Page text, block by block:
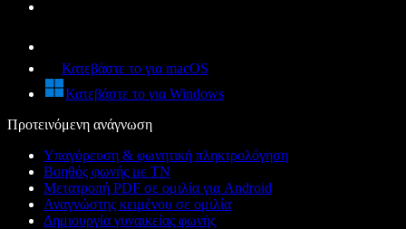
Κατεβάστε το για macOS
Κατεβάστε το για Windows
Προτεινόμενη ανάγνωση
Υπαγόρευση & φωνητική πληκτρολόγηση
Βοηθός φωνής με ΤΝ
Μετατροπή PDF σε ομιλία για Android
Αναγνώστης κειμένου σε ομιλία
Δημιουργία γυναικείας φωνής